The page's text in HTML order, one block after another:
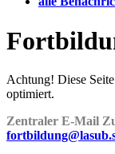
Achtung! Diese
optimiert.
Zentraler E-Mail